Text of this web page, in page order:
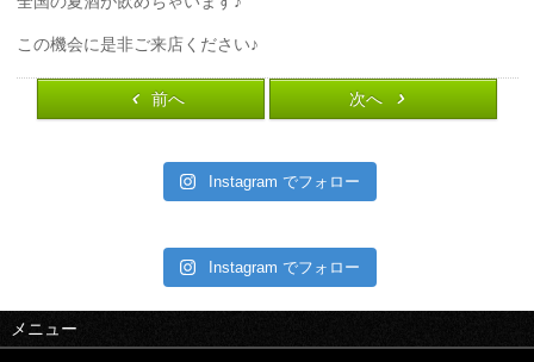
この機会に是非ご来店ください♪
前へ 次へ
Instagram でフォロー
Instagram でフォロー
メニュー